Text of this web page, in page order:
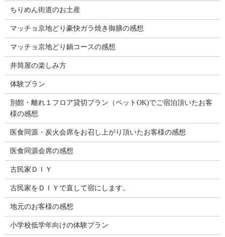
ちりめん街道のお土産
マッチョ京地どり豪快ガラ焼き御膳の感想
マッチョ京地どり鍋コースの感想
井筒屋の楽しみ方
体験プラン
別館・離れ１フロア貸切プラン（ペットOK)でご宿泊頂いたお客
様の感想
医食同源・炭火会席をお召し上がり頂いたお客様の感想
医食同源会席の感想
古民家ＤＩＹ
古民家をＤＩＹで直して宿にします。
地元のお客様の感想
小学校低学年向けの体験プラン